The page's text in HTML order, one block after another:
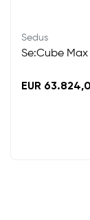
Sedus
Se:Cube Max
EUR